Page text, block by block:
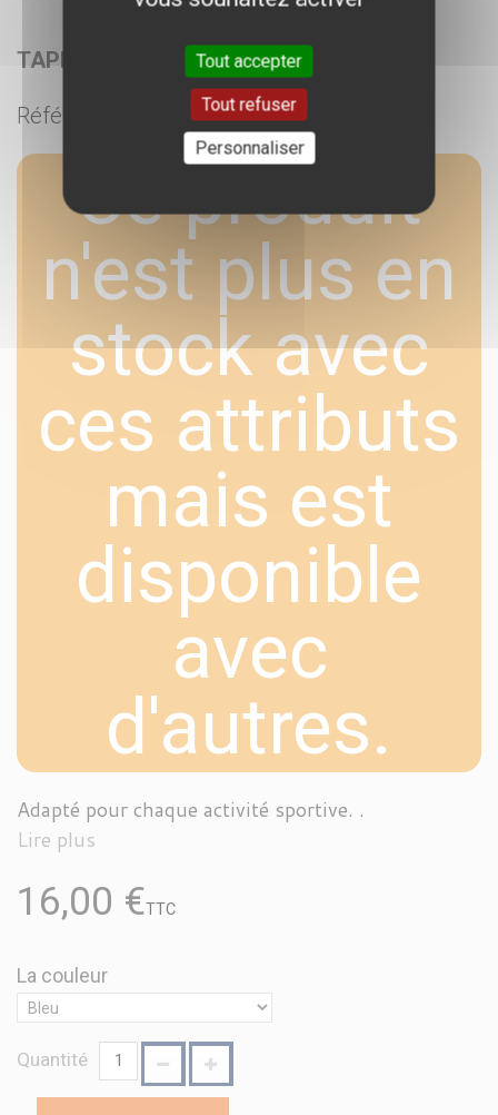
TAPIS CONFORT 180 X 58 X 1CM
Référence : AM61008510
Ce produit
n'est plus en
stock avec
ces attributs
mais est
disponible
avec
d'autres.
Adapté pour chaque activité sportive. .
Lire plus
16,00 €TTC
La couleur
Quantité
Tout accepter
Tout refuser
Personnaliser